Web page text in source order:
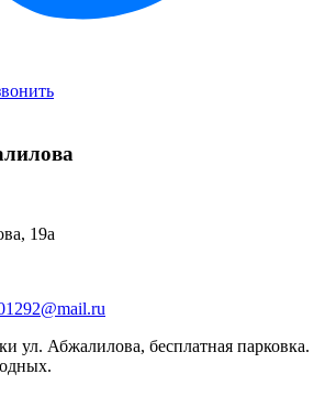
19а
ул. Абжалилова, бесплатная парковка.